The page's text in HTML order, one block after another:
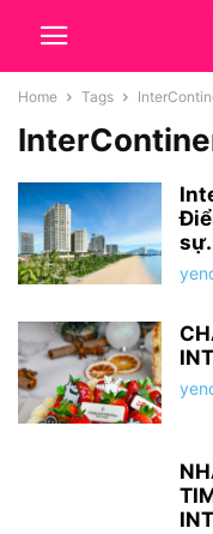
Home Tags